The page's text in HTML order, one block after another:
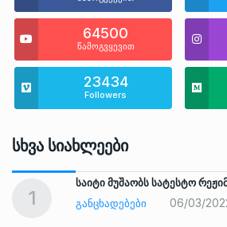
64500
წამოგვყევით
23434
Followers
Სხვა Სიახლეები
1
საიტი მუშაობს სატესტო
ᲒᲐᲜᲪᲮᲐᲓᲔᲑᲔᲑᲘ
06/03/